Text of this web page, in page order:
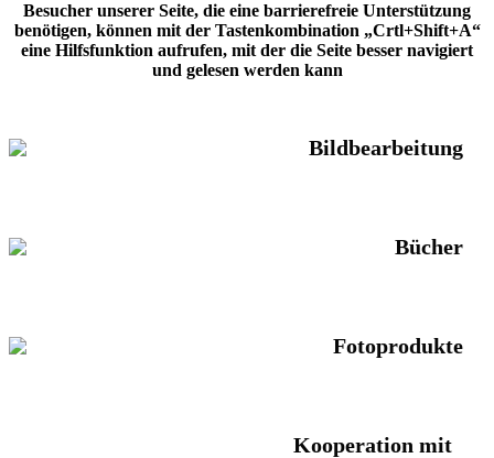
Besucher unserer Seite, die eine barrierefreie Unterstützung
benötigen, können mit der Tastenkombination „Crtl+Shift+A“
eine Hilfsfunktion aufrufen, mit der die Seite besser navigiert
und gelesen werden kann
Bildbearbeitung
Bücher
Fotoprodukte
Kooperation mit